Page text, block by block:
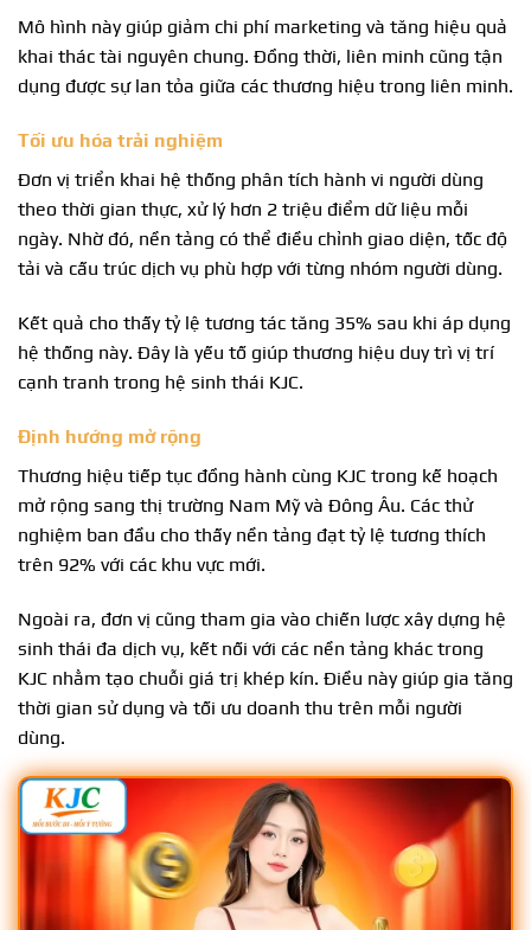
Mô hình này giúp giảm chi phí marketing và tăng hiệu quả
khai thác tài nguyên chung. Đồng thời, liên minh cũng tận
dụng được sự lan tỏa giữa các thương hiệu trong liên minh.
Tối ưu hóa trải nghiệm
Đơn vị triển khai hệ thống phân tích hành vi người dùng
theo thời gian thực, xử lý hơn 2 triệu điểm dữ liệu mỗi
ngày. Nhờ đó, nền tảng có thể điều chỉnh giao diện, tốc độ
tải và cấu trúc dịch vụ phù hợp với từng nhóm người dùng.
Kết quả cho thấy tỷ lệ tương tác tăng 35% sau khi áp dụng
hệ thống này. Đây là yếu tố giúp thương hiệu duy trì vị trí
cạnh tranh trong hệ sinh thái KJC.
Định hướng mở rộng
Thương hiệu tiếp tục đồng hành cùng KJC trong kế hoạch
mở rộng sang thị trường Nam Mỹ và Đông Âu. Các thử
nghiệm ban đầu cho thấy nền tảng đạt tỷ lệ tương thích
trên 92% với các khu vực mới.
Ngoài ra, đơn vị cũng tham gia vào chiến lược xây dựng hệ
sinh thái đa dịch vụ, kết nối với các nền tảng khác trong
KJC nhằm tạo chuỗi giá trị khép kín. Điều này giúp gia tăng
thời gian sử dụng và tối ưu doanh thu trên mỗi người
dùng.